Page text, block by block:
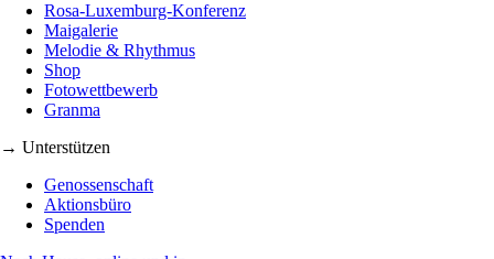
Rosa-Luxemburg-Konferenz
Maigalerie
Melodie & Rhythmus
Shop
Fotowettbewerb
Granma
→ Unterstützen
Genossenschaft
Aktionsbüro
Spenden